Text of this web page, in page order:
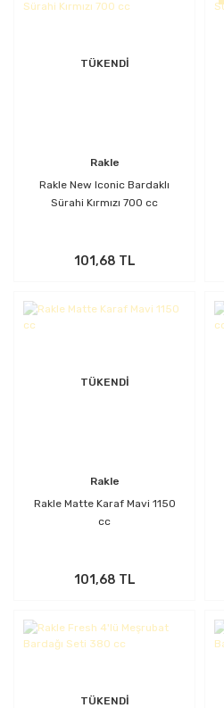
TÜKENDİ
Rakle
Rakle New Iconic Bardaklı
Sürahi Kırmızı 700 cc
101,68 TL
TÜKENDİ
Rakle
Rakle Matte Karaf Mavi 1150
cc
101,68 TL
TÜKENDİ